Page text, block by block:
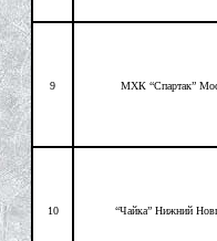
9 МХК “Спартак”
10 “Чайка” Нижний